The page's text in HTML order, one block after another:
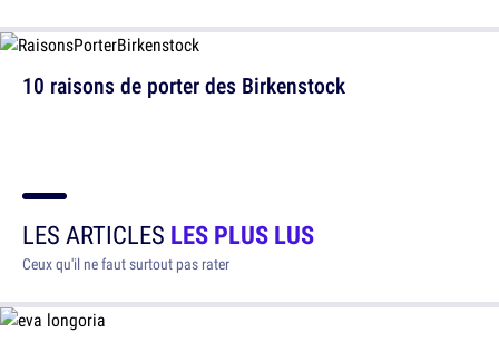
10 raisons de porter des Birkenstock
LES ARTICLES LES PLUS LUS
Ceux qu'il ne faut surtout pas rater